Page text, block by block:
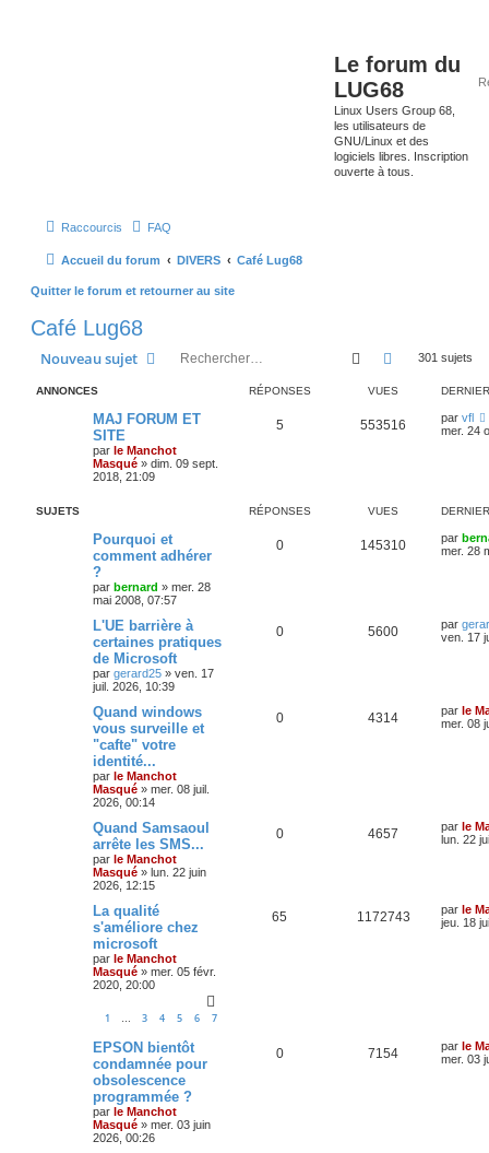
Le forum du
LUG68
Linux Users Group 68,
les utilisateurs de
GNU/Linux et des
logiciels libres. Inscription
ouverte à tous.
Raccourcis FAQ
Accueil du forum DIVERS Café Lug68
Quitter le forum et retourner au site
Café Lug68
Nouveau sujet RechercherRecherche
301 sujets
ANNONCES RÉPONSES VUES
MAJ FORUM ET
SITE
par le Manchot
Masqué » dim. 09 sept.
2018, 21:09
5 553516 par vfl
mer. 24
SUJETS RÉPONSES VUES
Pourquoi et
comment adhérer
?
par bernard » mer. 28
mai 2008, 07:57
0 145310 par
mer. 28
L'UE barrière à
certaines pratiques
de Microsoft
par gerard25 » ven. 17
juil. 2026, 10:39
0 5600 par
ven. 17
Quand windows
vous surveille et
"cafte" votre
identité...
par le Manchot
Masqué » mer. 08 juil.
2026, 00:14
0 4314 par le
mer. 08
Quand Samsaoul
arrête les SMS...
par le Manchot
Masqué » lun. 22 juin
2026, 12:15
0 4657 par le
lun. 22
La qualité
s'améliore chez
microsoft
par le Manchot
Masqué » mer. 05 févr.
2020, 20:00
1 … 3 4 5 6 7
65 1172743 par le
jeu. 18
EPSON bientôt
condamnée pour
obsolescence
programmée ?
par le Manchot
Masqué » mer. 03 juin
2026, 00:26
0 7154 par le
mer. 03